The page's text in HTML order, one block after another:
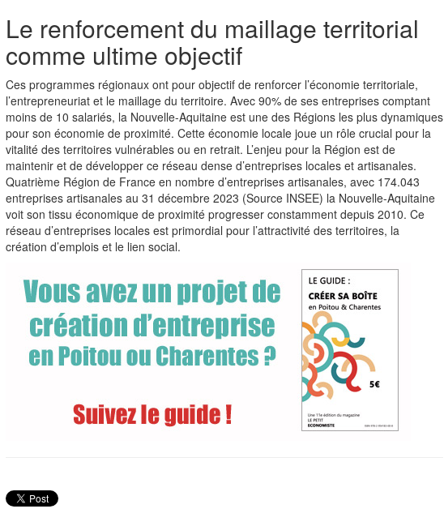
Le renforcement du maillage territorial
comme ultime objectif
Ces programmes régionaux ont pour objectif de renforcer l’économie territoriale,
l’entrepreneuriat et le maillage du territoire. Avec 90% de ses entreprises comptant
moins de 10 salariés, la Nouvelle-Aquitaine est une des Régions les plus dynamiques
pour son économie de proximité. Cette économie locale joue un rôle crucial pour la
vitalité des territoires vulnérables ou en retrait. L’enjeu pour la Région est de
maintenir et de développer ce réseau dense d’entreprises locales et artisanales.
Quatrième Région de France en nombre d’entreprises artisanales, avec 174.043
entreprises artisanales au 31 décembre 2023 (Source INSEE) la Nouvelle-Aquitaine
voit son tissu économique de proximité progresser constamment depuis 2010. Ce
réseau d’entreprises locales est primordial pour l’attractivité des territoires, la
création d’emplois et le lien social.